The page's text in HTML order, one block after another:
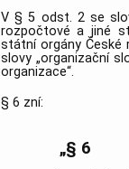
V § 5 odst. 2 se
rozpočtové a jiné
státní orgány České
slovy „organizační
organizace“.
§ 6 zní:
„§ 6